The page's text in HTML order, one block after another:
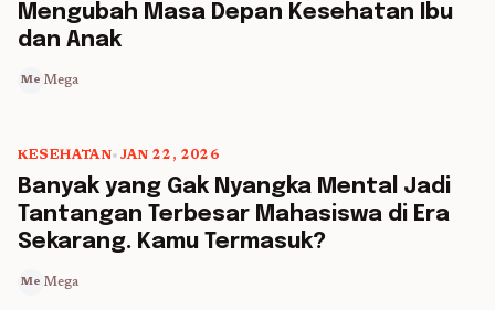
Mengubah Masa Depan Kesehatan Ibu
dan Anak
Me Mega
5 min read
KESEHATAN• JAN 22, 2026
Banyak yang Gak Nyangka Mental Jadi
Tantangan Terbesar Mahasiswa di Era
Sekarang. Kamu Termasuk?
Me Mega